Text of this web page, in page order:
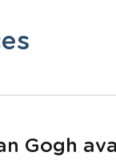
Gogh